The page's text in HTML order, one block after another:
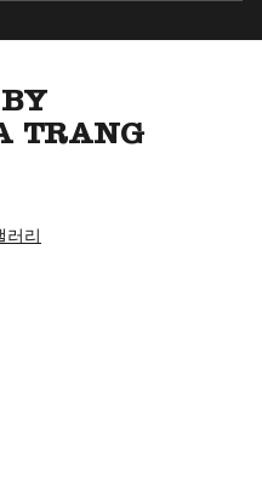
TRANG
러리